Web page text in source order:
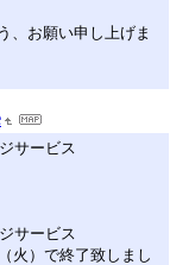
、お願い申し上げま
サービス
サービス
火）で終了致しまし